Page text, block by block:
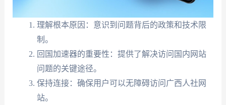
理解根本原因：意识到问题背后的政策和技术限
制。
回国加速器的重要性：提供了解决访问国内网站
问题的关键途径。
保持连接：确保用户可以无障碍访问广西人社网
站。